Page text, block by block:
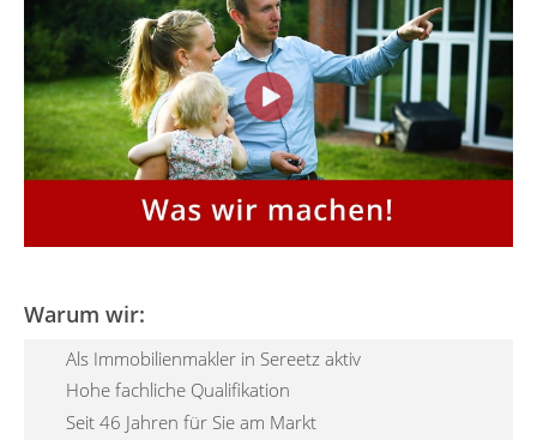
Warum wir:
Als Immobilienmakler in Sereetz aktiv
Hohe fachliche Qualifikation
Seit 46 Jahren für Sie am Markt